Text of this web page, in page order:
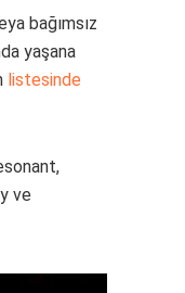
bağımsız
yaşana
listesinde
ve